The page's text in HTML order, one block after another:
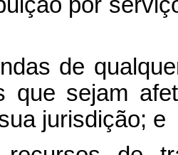
de
que sejam
jurisdição; e